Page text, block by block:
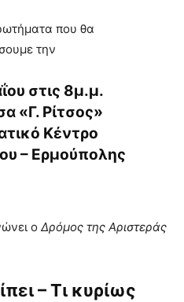
που θα
την
στις 8μ.μ.
«Γ. Ρίτσος»
Κέντρο
– Ερμούπολης
ο Δρόμος της Αριστεράς
– Τι κυρίως